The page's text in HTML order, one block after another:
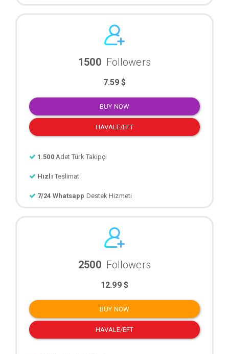
1500 Followers
7.59 $
BUY NOW
HAVALE/EFT
1.500 Adet Türk Takipçi
Hızlı Teslimat
7/24 Whatsapp Destek Hizmeti
2500 Followers
12.99 $
BUY NOW
HAVALE/EFT